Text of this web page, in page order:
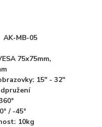
AK-MB-05
75x75mm,
15" - 32"
/ -45°
10kg